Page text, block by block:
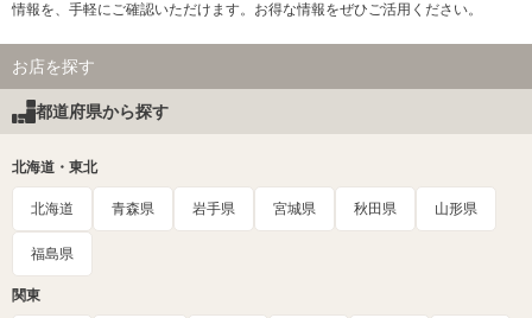
情報を、手軽にご確認いただけます。お得な情報をぜひご活用ください。
お店を探す
都道府県から探す
北海道・東北
北海道 青森県 岩手県 宮城県 秋田県 山形県
福島県
関東